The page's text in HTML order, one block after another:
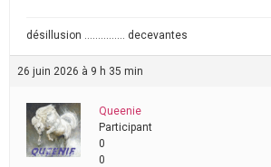
désillusion …………… decevantes
26 juin 2026 à 9 h 35 min
Queenie
Participant
0
0